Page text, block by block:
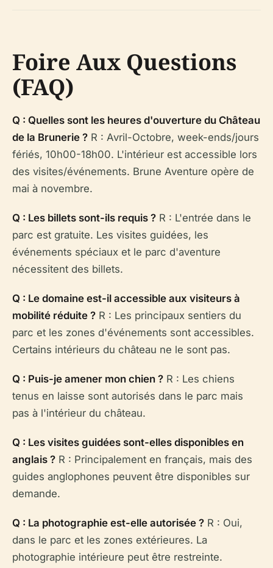
Foire Aux Questions
(FAQ)
Q : Quelles sont les heures d'ouverture du Château
de la Brunerie ? R : Avril-Octobre, week-ends/jours
fériés, 10h00-18h00. L'intérieur est accessible lors
des visites/événements. Brune Aventure opère de
mai à novembre.
Q : Les billets sont-ils requis ? R : L'entrée dans le
parc est gratuite. Les visites guidées, les
événements spéciaux et le parc d'aventure
nécessitent des billets.
Q : Le domaine est-il accessible aux visiteurs à
mobilité réduite ? R : Les principaux sentiers du
parc et les zones d'événements sont accessibles.
Certains intérieurs du château ne le sont pas.
Q : Puis-je amener mon chien ? R : Les chiens
tenus en laisse sont autorisés dans le parc mais
pas à l'intérieur du château.
Q : Les visites guidées sont-elles disponibles en
anglais ? R : Principalement en français, mais des
guides anglophones peuvent être disponibles sur
demande.
Q : La photographie est-elle autorisée ? R : Oui,
dans le parc et les zones extérieures. La
photographie intérieure peut être restreinte.